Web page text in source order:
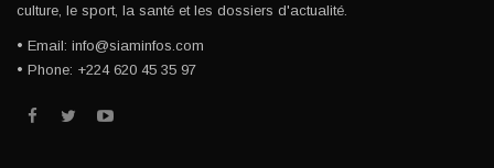
culture, le sport, la santé et les dossiers d'actualité.
• Email: info@siaminfos.com
• Phone: +224 620 45 35 97